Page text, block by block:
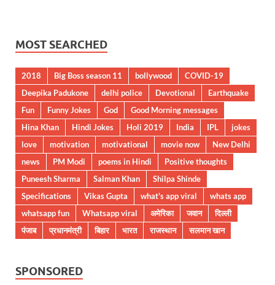
MOST SEARCHED
2018 Big Boss season 11 bollywood
COVID-19
Deepika Padukone
delhi police Devotional
Earthquake
Fun
Funny Jokes God
Good Morning messages
Hina Khan
Hindi Jokes Holi 2019 India IPL
jokes
love
motivation motivational movie now
New Delhi
news
PM Modi poems in Hindi
Positive thoughts
Puneesh Sharma
Salman Khan
Shilpa Shinde
Specifications
Vikas Gupta what's app viral
whats app
whatsapp fun
Whatsapp viral अमेरिका जवान
दिल्ली
पंजाब
प्रधानमंत्री बिहार भारत राजस्थान सलमान खान
SPONSORED